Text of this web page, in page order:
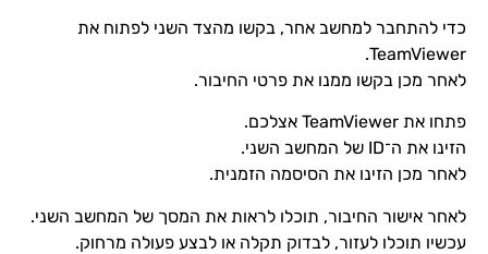
כדי להתחבר למחשב אחר, בקשו מהצד השני לפתוח את
TeamViewer.
לאחר מכן בקשו ממנו את פרטי החיבור.
פתחו את TeamViewer אצלכם.
הזינו את ה־ID של המחשב השני.
לאחר מכן הזינו את הסיסמה הזמנית.
לאחר אישור החיבור, תוכלו לראות את המסך של המחשב השני.
עכשיו תוכלו לעזור, לבדוק תקלה או לבצע פעולה מרחוק.